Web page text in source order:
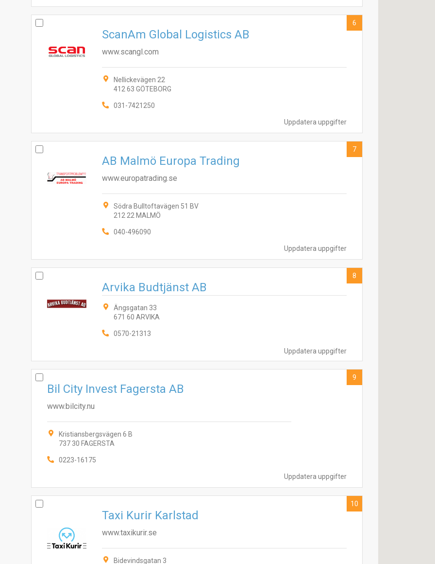
Uppdatera uppgifter
ScanAm Global Logistics AB
www.scangl.com
Nellickevägen 22
412 63 GÖTEBORG
031-7421250
6
Uppdatera uppgifter
AB Malmö Europa Trading
www.europatrading.se
Södra Bulltoftavägen 51 BV
212 22 MALMÖ
040-496090
7
Uppdatera uppgifter
Arvika Budtjänst AB
Ängsgatan 33
671 60 ARVIKA
0570-21313
8
Uppdatera uppgifter
Bil City Invest Fagersta AB
www.bilcity.nu
Kristiansbergsvägen 6 B
737 30 FAGERSTA
0223-16175
9
Taxi Kurir Karlstad
www.taxikurir.se
Bidevindsgatan 3
10